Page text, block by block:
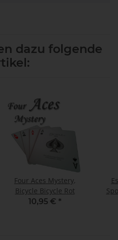
dazu folgende
Four Aces Mystery,
Bicycle Bicycle Rot
10,95 € *